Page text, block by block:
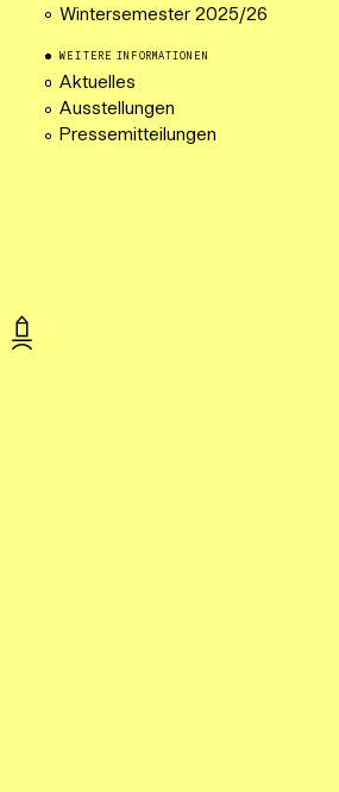
Wintersemester 2025/26
WEITERE INFORMATIONEN
Aktuelles
Ausstellungen
Pressemitteilungen